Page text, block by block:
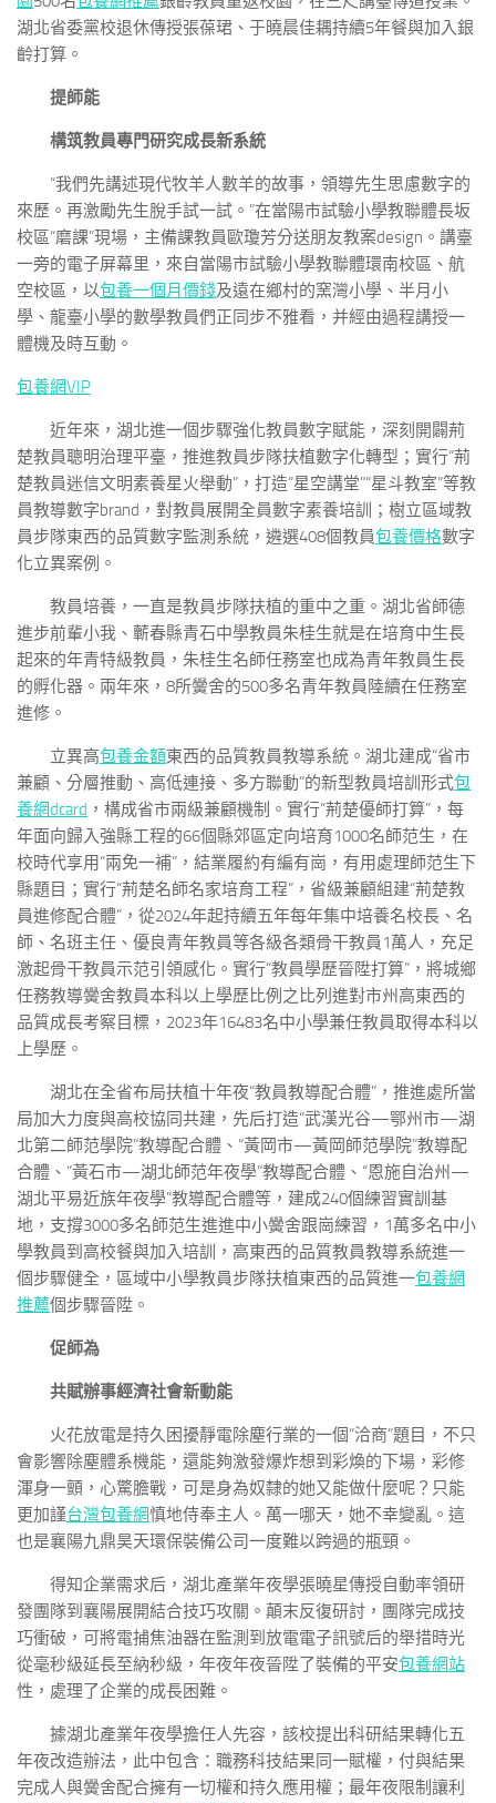
湖北省委黨校退休傳授張葆珺、于曉晨佳耦持續5年餐與加入銀
齡打算。
提師能
構筑教員專門研究成長新系統
“我們先講述現代牧羊人數羊的故事，領導先生思慮數字的
來歷。再激勵先生脫手試一試。”在當陽市試驗小學教聯體長坂
校區“磨課”現場，主備課教員歐瓊芳分送朋友教案design。講臺
一旁的電子屏幕里，來自當陽市試驗小學教聯體環南校區、航
空校區，以包養一個月價錢及遠在鄉村的窯灣小學、半月小
學、龍臺小學的數學教員們正同步不雅看，并經由過程講授一
體機及時互動。
包養網VIP
近年來，湖北進一個步驟強化教員數字賦能，深刻開闢荊
楚教員聰明治理平臺，推進教員步隊扶植數字化轉型；實行“荊
楚教員迷信文明素養星火舉動”，打造“星空講堂”“星斗教室”等教
員教導數字brand，對教員展開全員數字素養培訓；樹立區域教
員步隊東西的品質數字監測系統，遴選408個教員包養價格數字
化立異案例。
教員培養，一直是教員步隊扶植的重中之重。湖北省師德
進步前輩小我、蘄春縣青石中學教員朱桂生就是在培育中生長
起來的年青特級教員，朱桂生名師任務室也成為青年教員生長
的孵化器。兩年來，8所黌舍的500多名青年教員陸續在任務室
進修。
立異高包養金額東西的品質教員教導系統。湖北建成“省市
兼顧、分層推動、高低連接、多方聯動”的新型教員培訓形式包
養網dcard ，構成省市兩級兼顧機制。實行“荊楚優師打算”，每
年面向歸入強縣工程的66個縣郊區定向培育1000名師范生，在
校時代享用“兩免一補”，結業履約有編有崗，有用處理師范生下
縣題目；實行“荊楚名師名家培育工程”，省級兼顧組建“荊楚教
員進修配合體”，從2024年起持續五年每年集中培養名校長、名
師、名班主任、優良青年教員等各級各類骨干教員1萬人，充足
激起骨干教員示范引領感化。實行“教員學歷晉陞打算”，將城鄉
任務教導黌舍教員本科以上學歷比例之比列進對市州高東西的
品質成長考察目標，2023年16483名中小學兼任教員取得本科以
上學歷。
湖北在全省布局扶植十年夜“教員教導配合體”，推進處所當
局加大力度與高校協同共建，先后打造“武漢光谷—鄂州市—湖
北第二師范學院”教導配合體、“黃岡市—黃岡師范學院”教導配
合體、“黃石市—湖北師范年夜學”教導配合體、“恩施自治州—
湖北平易近族年夜學”教導配合體等，建成240個練習實訓基
地，支撐3000多名師范生進進中小黌舍跟崗練習，1萬多名中小
學教員到高校餐與加入培訓，高東西的品質教員教導系統進一
個步驟健全，區域中小學教員步隊扶植東西的品質進一包養網
推薦個步驟晉陞。
促師為
共賦辦事經濟社會新動能
火花放電是持久困擾靜電除塵行業的一個“洽商”題目，不只
會影響除塵體系機能，還能夠激發爆炸想到彩煥的下場，彩修
渾身一顫，心驚膽戰，可是身為奴隸的她又能做什麼呢？只能
更加謹台灣包養網慎地侍奉主人。萬一哪天，她不幸變亂。這
也是襄陽九鼎昊天環保裝備公司一度難以跨過的瓶頸。
得知企業需求后，湖北產業年夜學張曉星傳授自動率領研
發團隊到襄陽展開結合技巧攻關。顛末反復研討，團隊完成技
巧衝破，可將電捕焦油器在監測到放電電子訊號后的舉措時光
從毫秒級延長至納秒級，年夜年夜晉陞了裝備的平安包養網站
性，處理了企業的成長困難。
據湖北產業年夜學擔任人先容，該校提出科研結果轉化五
年夜改造辦法，此中包含：職務科技結果同一賦權，付與結果
完成人與黌舍配合擁有一切權和持久應用權；最年夜限制讓利